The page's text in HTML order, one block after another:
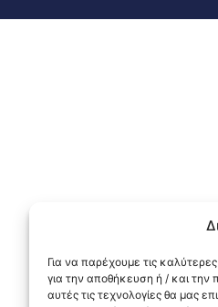
Για να παρέχουμε τις
για την αποθήκευση ή / και
αυτές τις τεχνολογίες θα μας